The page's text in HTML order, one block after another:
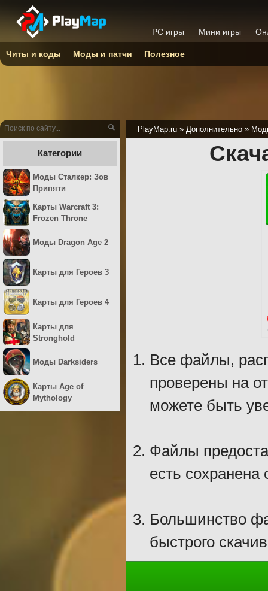
PlayMap.ru » Дополнительно »
Все файлы,
проверены на
можете быть
Файлы
есть сохранена
Большинство
быстрого
Категории
Моды Сталкер: Зов
Припяти
Карты Warcraft 3:
Frozen Throne
Моды Dragon Age 2
Карты для Героев 3
Карты для Героев 4
Карты для
Stronghold
Моды Darksiders
Карты Age of
Mythology
PC игры Мини игры
Читы и коды Моды и патчи Полезное